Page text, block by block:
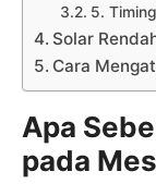
5.
Solar
Cara
Apa
pada